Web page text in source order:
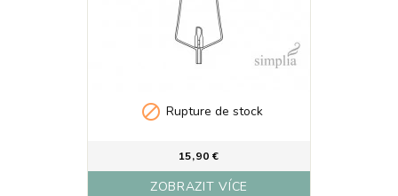
 Rupture de stock
15,90 €
ZOBRAZIT VÍCE